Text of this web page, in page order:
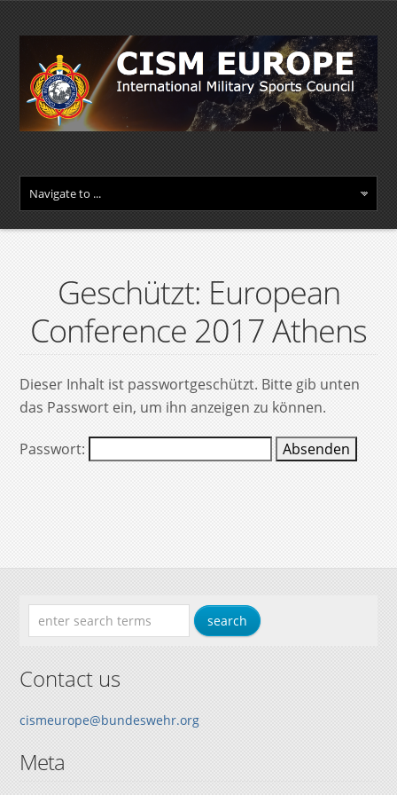
Geschützt: European
Conference 2017 Athens
Dieser Inhalt ist passwortgeschützt. Bitte gib unten
das Passwort ein, um ihn anzeigen zu können.
Passwort:
Contact us
cismeurope@bundeswehr.org
Meta